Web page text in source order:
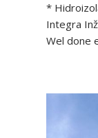
*
Integra
Wel done